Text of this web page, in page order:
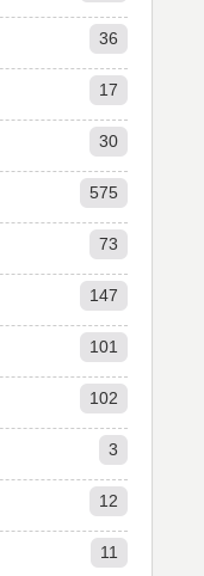
36
17
30
575
73
147
101
102
3
12
11